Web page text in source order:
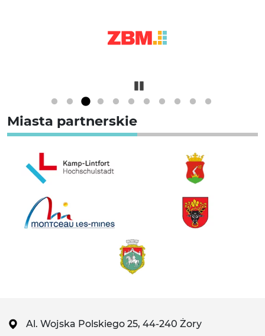
Miasta partnerskie
Al. Wojska Polskiego 25, 44-240 Żory